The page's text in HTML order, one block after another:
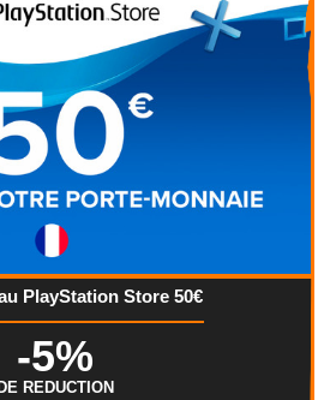
PlayStation Store 50€
-5%
DE REDUCTION